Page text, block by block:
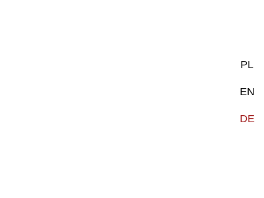
PL
EN
DE